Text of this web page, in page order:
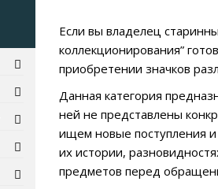
Если вы владелец
коллекционирования”
приобретении значков
Данная категория
ней не представлены
ищем новые поступления
их истории,
предметов перед